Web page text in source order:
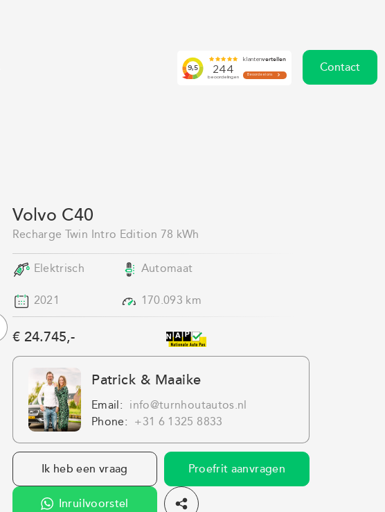
Contact
Volvo C40
Recharge Twin Intro Edition 78 kWh
Elektrisch Automaat
2021 170.093 km
€ 24.745,-
Patrick & Maaike
Email:
info@turnhoutautos.nl
Phone:
+31 6 1325 8833
Ik heb een vraag Proefrit aanvragen
Inruilvoorstel